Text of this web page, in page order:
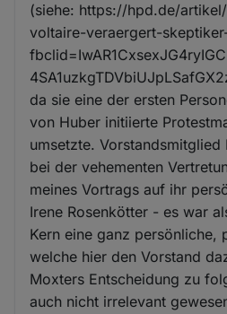
(siehe: https://hpd.de/
voltaire-veraergert-
da sie eine der ersten
von Huber initiierte
umsetzte.
bei der vehementen
meines Vortrags auf ihr
Irene Rosenkötter - es war
Kern eine ganz persönliche,
welche hier den Vorstand
Moxters Entscheidung zu
auch nicht irrelevant